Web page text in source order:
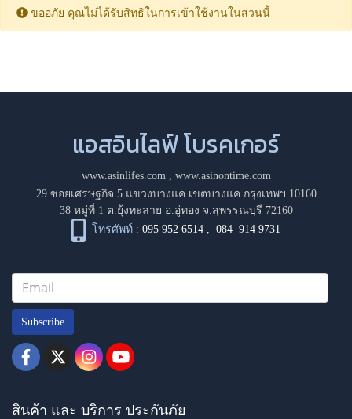
ขออภัย คุณไม่ได้รับสิทธิในการเข้าใช้งานในส่วนนี้
แอสอินไลฟ์ โบรคเกอร์
www.asinlifes.com, www.asinontime.com
29 ซอยเศรษฐกิจ 5 แขวงบางแค เขตบางแค กรุงเทพฯ 10160
38 หมู่ที่ 1 ต.ยุ้งทะลาย อ.อู่ทอง จ.สุพรรณบุรี 72160
โทรศัพท์ : 095 952 6514 ,084 914 9731
Subscribe
สินค้า และ บริการ ประกันภัย